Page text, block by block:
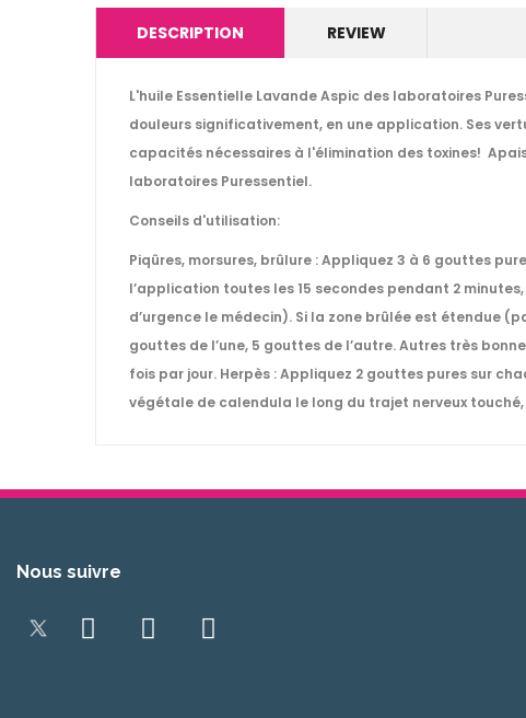
DESCRIPTION REVIEW
L'huile Essentielle Lavande Aspic des laboratoires
douleurs significativement, en une application. Ses
capacités nécessaires à l'élimination des toxines!
laboratoires Puressentiel.
Conseils d'utilisation:
Piqûres, morsures, brûlure : Appliquez 3 à 6 gouttes
l’application toutes les 15 secondes pendant 2
d’urgence le médecin). Si la zone brûlée est étendue
gouttes de l’une, 5 gouttes de l’autre. Autres très
fois par jour. Herpès : Appliquez 2 gouttes pures sur
végétale de calendula le long du trajet nerveux touché,
Nous suivre